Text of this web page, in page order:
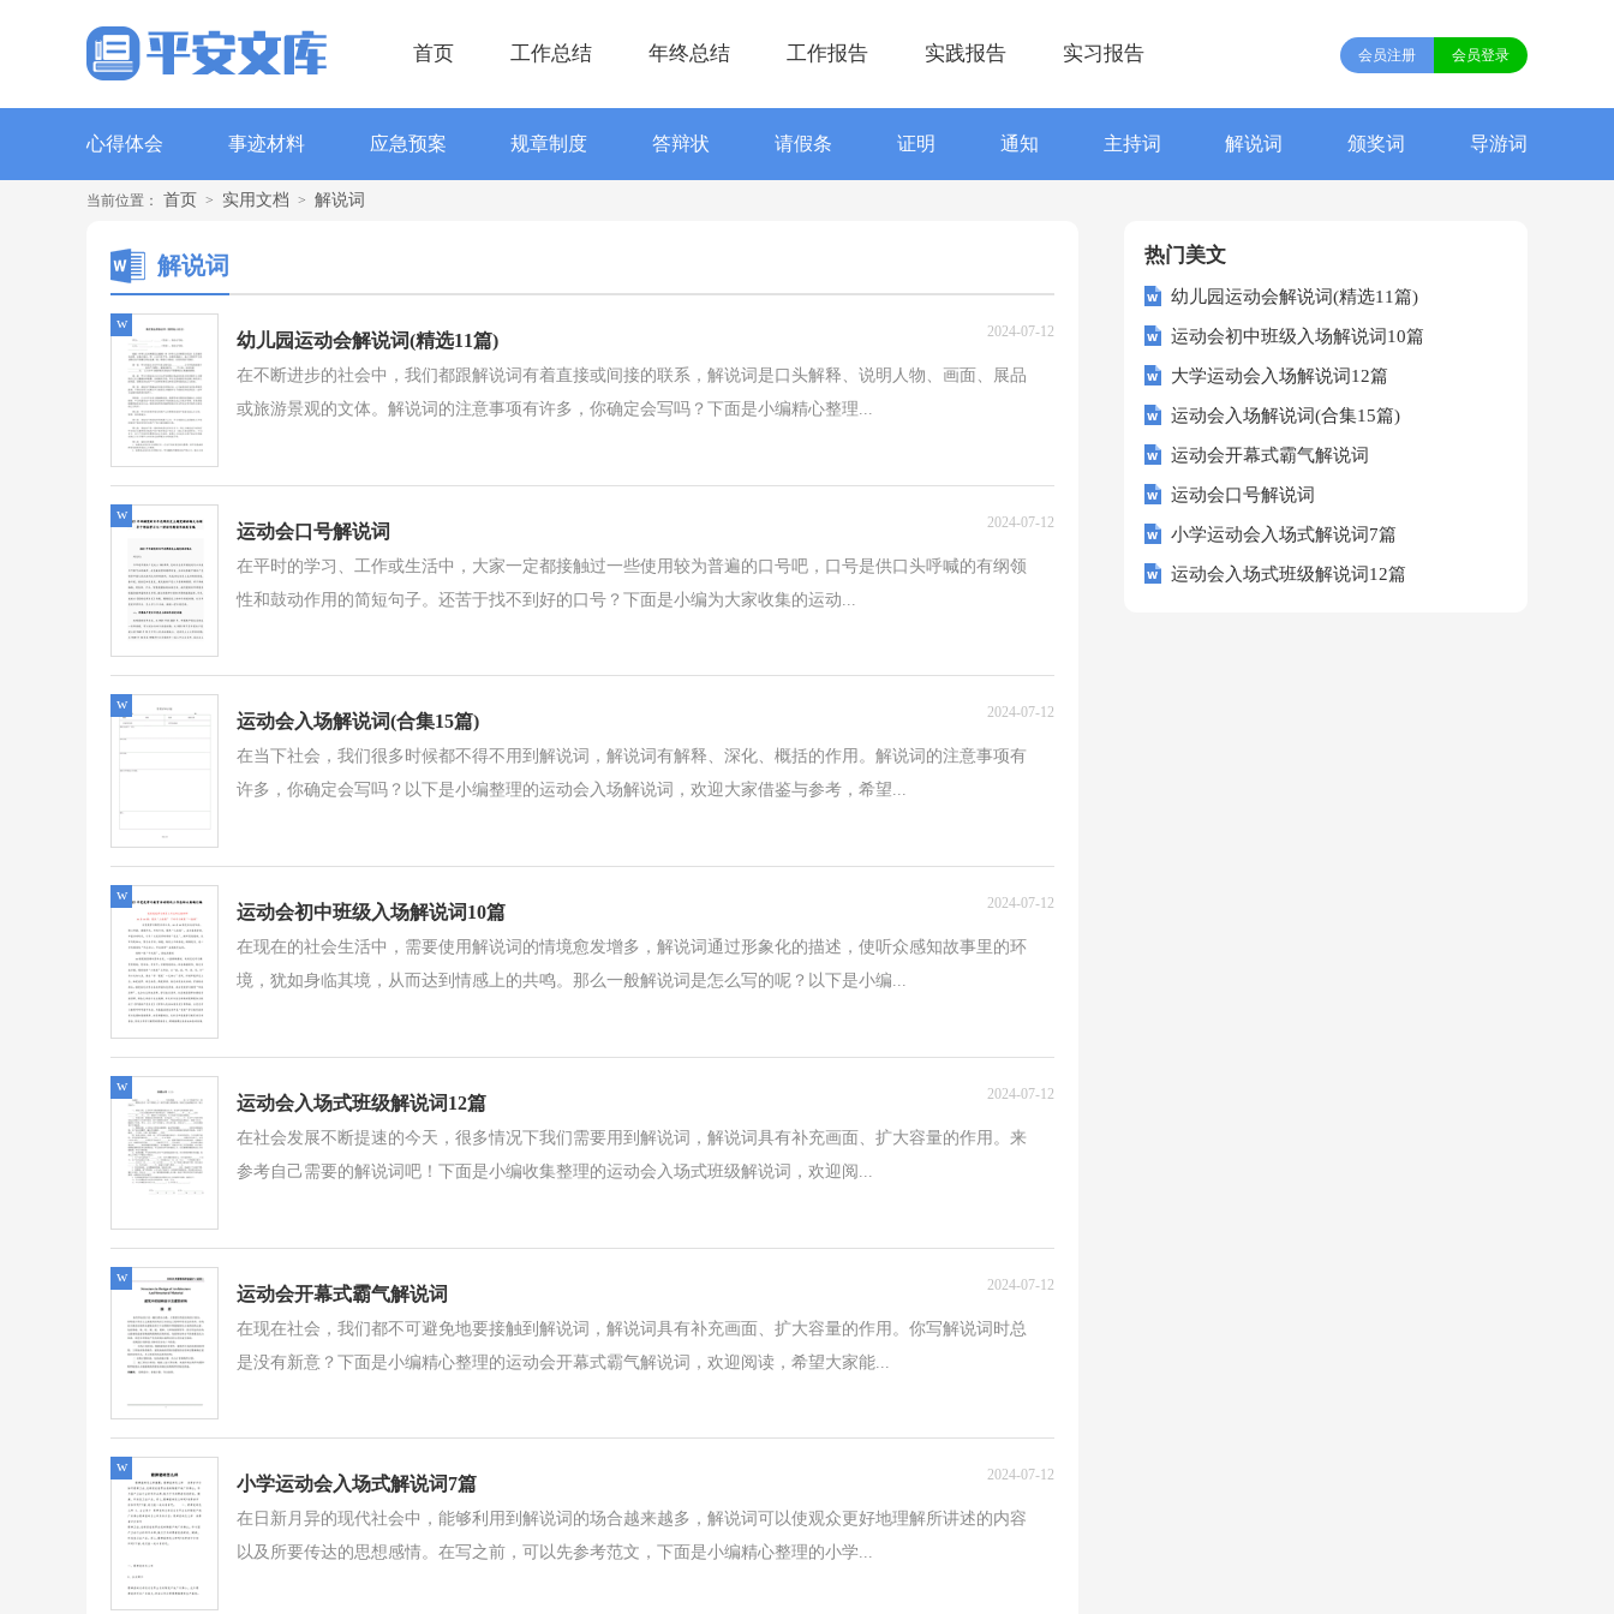
首页 工作总结 年终总结 工作报告 实践报告 实习报告 会员登录
会员注册
心得体会 事迹材料 应急预案 规章制度 答辩状 请假条 证明 通知 主持词 解说词 颁奖词 导游词
当前位置： 首页 > 实用文档 > 解说词
解说词
幼儿园运动会解说词(精选11篇) 2024-07-12
在不断进步的社会中，我们都跟解说词有着直接或间接的联系，解说词是口头解释、说明人物、画面、展品
或旅游景观的文体。解说词的注意事项有许多，你确定会写吗？下面是小编精心整理...
w
运动会口号解说词 2024-07-12
在平时的学习、工作或生活中，大家一定都接触过一些使用较为普遍的口号吧，口号是供口头呼喊的有纲领
性和鼓动作用的简短句子。还苦于找不到好的口号？下面是小编为大家收集的运动...
w
运动会入场解说词(合集15篇) 2024-07-12
在当下社会，我们很多时候都不得不用到解说词，解说词有解释、深化、概括的作用。解说词的注意事项有
许多，你确定会写吗？以下是小编整理的运动会入场解说词，欢迎大家借鉴与参考，希望...
w
运动会初中班级入场解说词10篇 2024-07-12
在现在的社会生活中，需要使用解说词的情境愈发增多，解说词通过形象化的描述，使听众感知故事里的环
境，犹如身临其境，从而达到情感上的共鸣。那么一般解说词是怎么写的呢？以下是小编...
w
运动会入场式班级解说词12篇 2024-07-12
在社会发展不断提速的今天，很多情况下我们需要用到解说词，解说词具有补充画面、扩大容量的作用。来
参考自己需要的解说词吧！下面是小编收集整理的运动会入场式班级解说词，欢迎阅...
w
运动会开幕式霸气解说词 2024-07-12
在现在社会，我们都不可避免地要接触到解说词，解说词具有补充画面、扩大容量的作用。你写解说词时总
是没有新意？下面是小编精心整理的运动会开幕式霸气解说词，欢迎阅读，希望大家能...
w
小学运动会入场式解说词7篇 2024-07-12
在日新月异的现代社会中，能够利用到解说词的场合越来越多，解说词可以使观众更好地理解所讲述的内容
以及所要传达的思想感情。在写之前，可以先参考范文，下面是小编精心整理的小学...
w
热门美文
幼儿园运动会解说词(精选11篇)
运动会初中班级入场解说词10篇
大学运动会入场解说词12篇
运动会入场解说词(合集15篇)
运动会开幕式霸气解说词
运动会口号解说词
小学运动会入场式解说词7篇
运动会入场式班级解说词12篇